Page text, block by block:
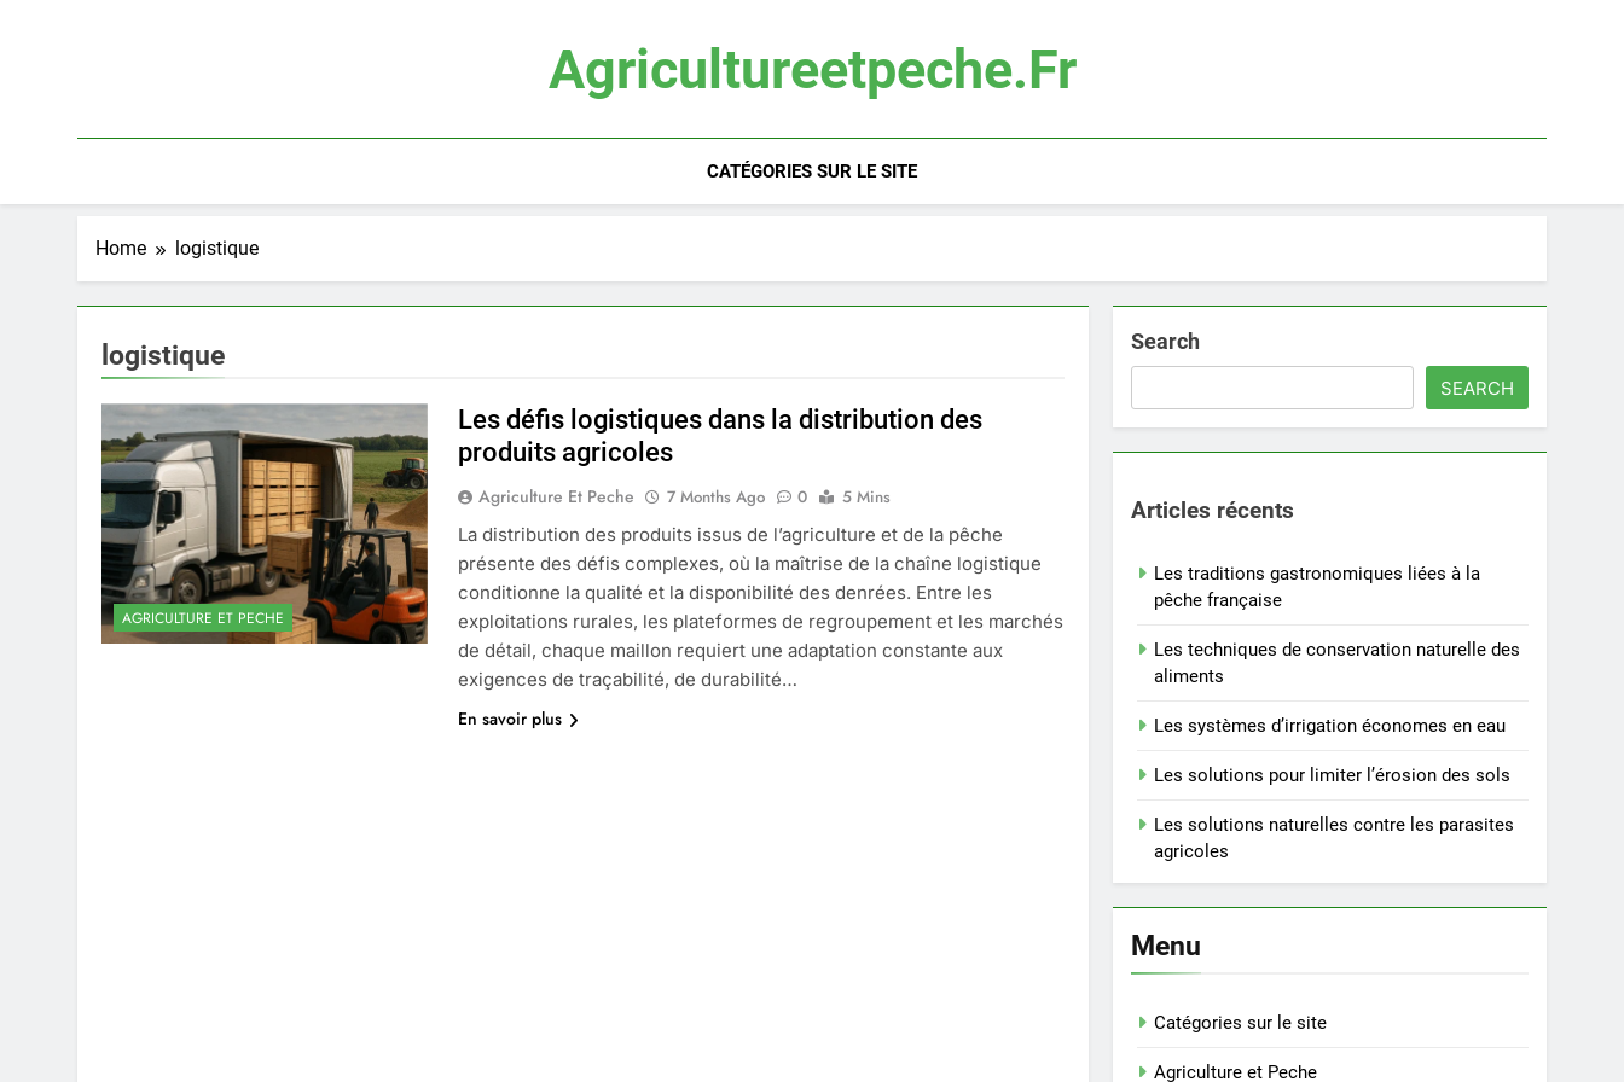
Agricultureetpeche.fr
CATÉGORIES SUR LE SITE
Home logistique
logistique
AGRICULTURE ET PECHE
Les défis logistiques dans la distribution des
produits agricoles
Agriculture Et Peche 7 Months Ago 0
5 Mins
La distribution des produits issus de l’agriculture et de la pêche
présente des défis complexes, où la maîtrise de la chaîne logistique
conditionne la qualité et la disponibilité des denrées. Entre les
exploitations rurales, les plateformes de regroupement et les marchés
de détail, chaque maillon requiert une adaptation constante aux
exigences de traçabilité, de durabilité…
En savoir plus
Search
SEARCH
Articles récents
Les traditions gastronomiques liées à la
pêche française
Les techniques de conservation naturelle des
aliments
Les systèmes d’irrigation économes en eau
Les solutions pour limiter l’érosion des sols
Les solutions naturelles contre les parasites
agricoles
Menu
Catégories sur le site
Agriculture et Peche